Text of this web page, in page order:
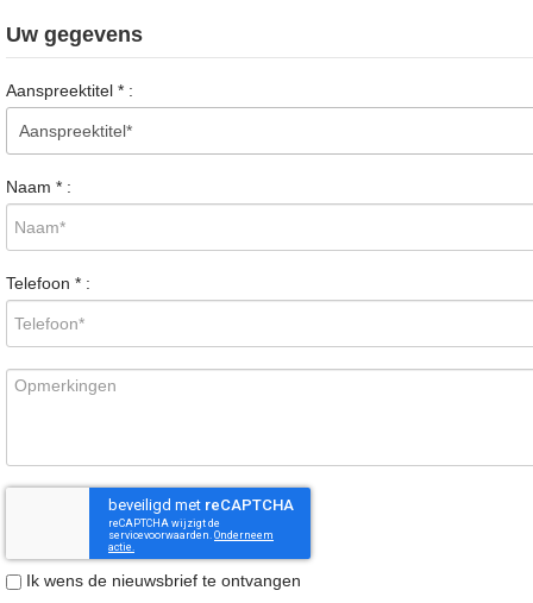
Uw gegevens
Aanspreektitel * :
Naam * :
Telefoon * :
Ik wens de nieuwsbrief te ontvangen